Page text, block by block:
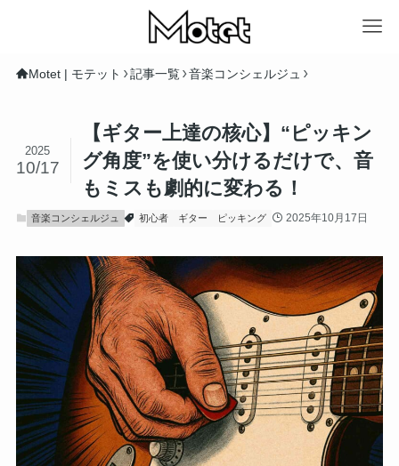
Motet | モテット 記事一覧 音楽コンシェルジュ
【ギター上達の核心】“ピッキン
グ角度”を使い分けるだけで、音
もミスも劇的に変わる！
2025
10/17
音楽コンシェルジュ 初心者 ギター ピッキング 2025年10月17日